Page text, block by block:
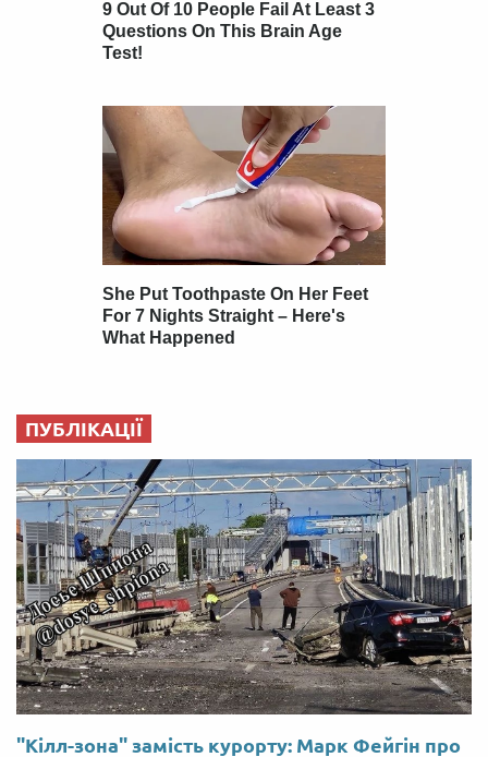
ПУБЛІКАЦІЇ
"Кілл-зона" замість курорту: Марк Фейгін про